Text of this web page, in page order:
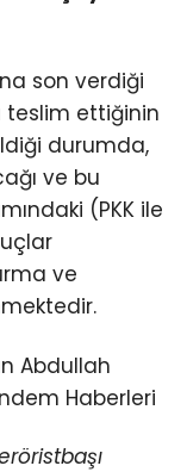
son verdiği
teslim ettiğinin
durumda,
ve bu
(PKK ile
ve